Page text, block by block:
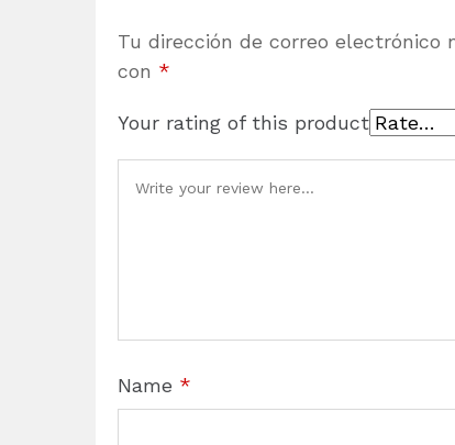
Tu dirección de correo electrónico
con *
Your rating of this product
Name *